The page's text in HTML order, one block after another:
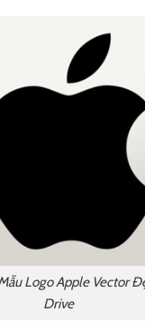
Logo Apple Vector
Drive